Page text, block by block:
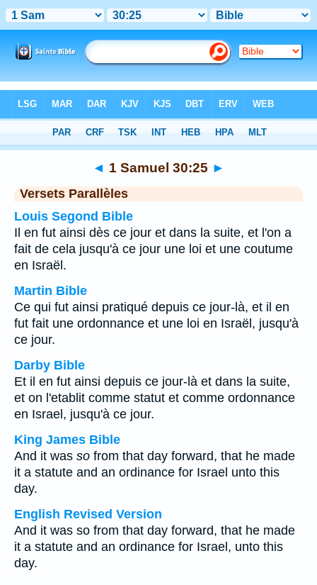
Chapitre 30 > Verset 25
◄ 1 Samuel 30:25 ►
Versets Parallèles
Louis Segond Bible
Il en fut ainsi dès ce jour et dans la suite, et l'on a
fait de cela jusqu'à ce jour une loi et une coutume
en Israël.
Martin Bible
Ce qui fut ainsi pratiqué depuis ce jour-là, et il en
fut fait une ordonnance et une loi en Israël, jusqu'à
ce jour.
Darby Bible
Et il en fut ainsi depuis ce jour-là et dans la suite,
et on l'etablit comme statut et comme ordonnance
en Israel, jusqu'à ce jour.
King James Bible
And it was so from that day forward, that he made
it a statute and an ordinance for Israel unto this
day.
English Revised Version
And it was so from that day forward, that he made
it a statute and an ordinance for Israel, unto this
day.